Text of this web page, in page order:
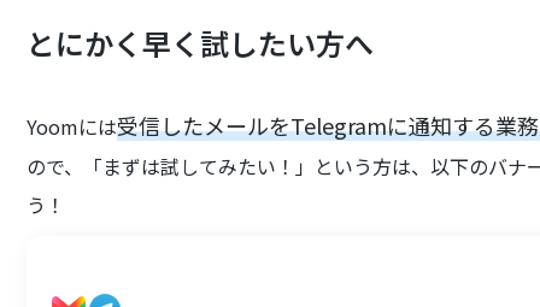
とにかく早く試したい方へ
Yoomには受信したメールをTelegramに通知する業
ので、「まずは試してみたい！」という方は、以下のバ
う！